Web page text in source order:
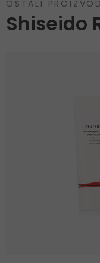
OSTALI
Shiseido